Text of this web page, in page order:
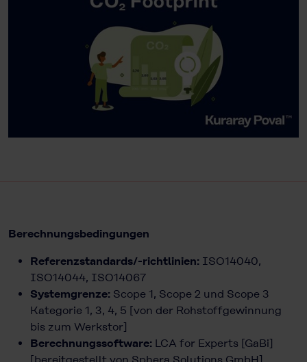
Berechnungsbedingungen
Referenzstandards/-richtlinien: ISO14040,
ISO14044, ISO14067
Systemgrenze: Scope 1, Scope 2 und Scope 3
Kategorie 1, 3, 4, 5 [von der Rohstoffgewinnung
bis zum Werkstor]
Berechnungssoftware: LCA for Experts [GaBi]